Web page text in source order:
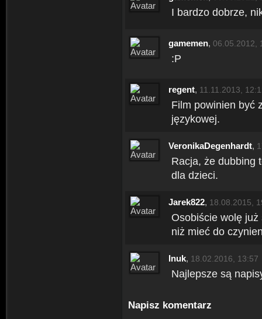
I bardzo dobrze,
gamemen, 06.05.2012,
:P
regent, 11.11.2013,
Film powinien być
językowej.
VeronikaDegenhardt,
Racja, że dubbing
dla dzieci.
Jarek822, 18.08.2015,
Osobiście wolę już
niż mieć do
Inuk, 18.02.2016, 13:57
Najlepsze są
Napisz komentarz